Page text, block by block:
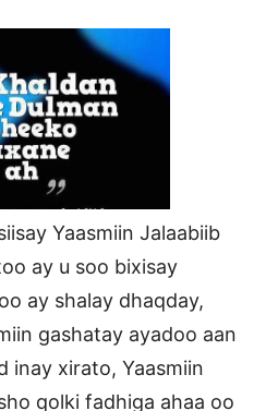
Yaasmiin Jalaabiib
ay u soo bixisay
ay shalay dhaqday,
gashatay ayadoo aan
inay xirato, Yaasmiin
qolki fadhiga ahaa oo